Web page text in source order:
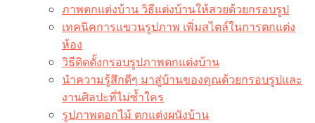
ภาพตกแต่งบ้าน วิธีแต่งบ้านให้สวยด้วยกรอบรูป
เทคนิคการแขวนรูปภาพ เพิ่มสไตล์ในการตกแต่ง
ห้อง
วิธีติดตั้งกรอบรูปภาพตกแต่งบ้าน
นำความรู้สึกดีๆ มาสู่บ้านของคุณด้วยกรอบรูปและ
งานศิลปะที่ไม่ซ้ำใคร
รูปภาพดอกไม้ ตกแต่งผนังบ้าน